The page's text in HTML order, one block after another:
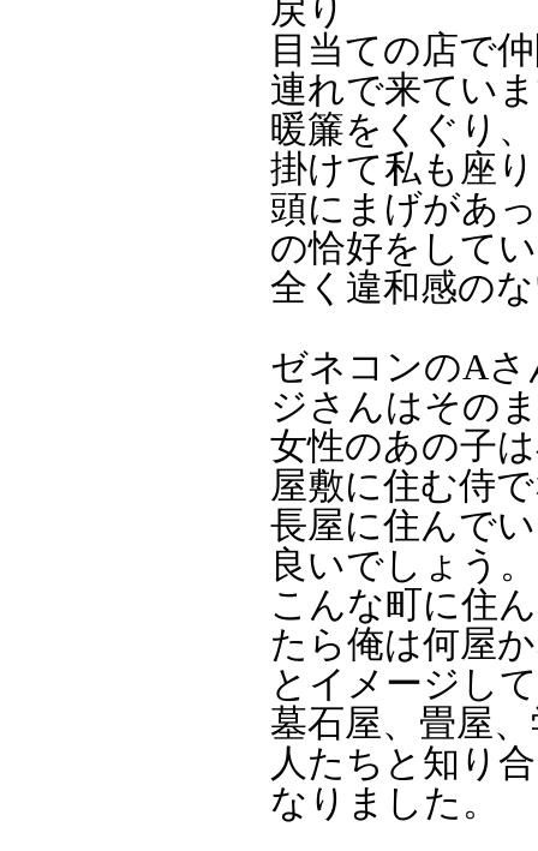
戻り
目当ての店で
連れで来てい
暖簾をくぐり
掛けて私も座
頭にまげがあ
の恰好をして
全く違和感の
ゼネコンのAさ
ジさんはその
女性のあの子
屋敷に住む侍
長屋に住んで
良いでしょう。
こんな町に住
たら俺は何屋
とイメージし
墓石屋、畳屋
人たちと知り
なりました。